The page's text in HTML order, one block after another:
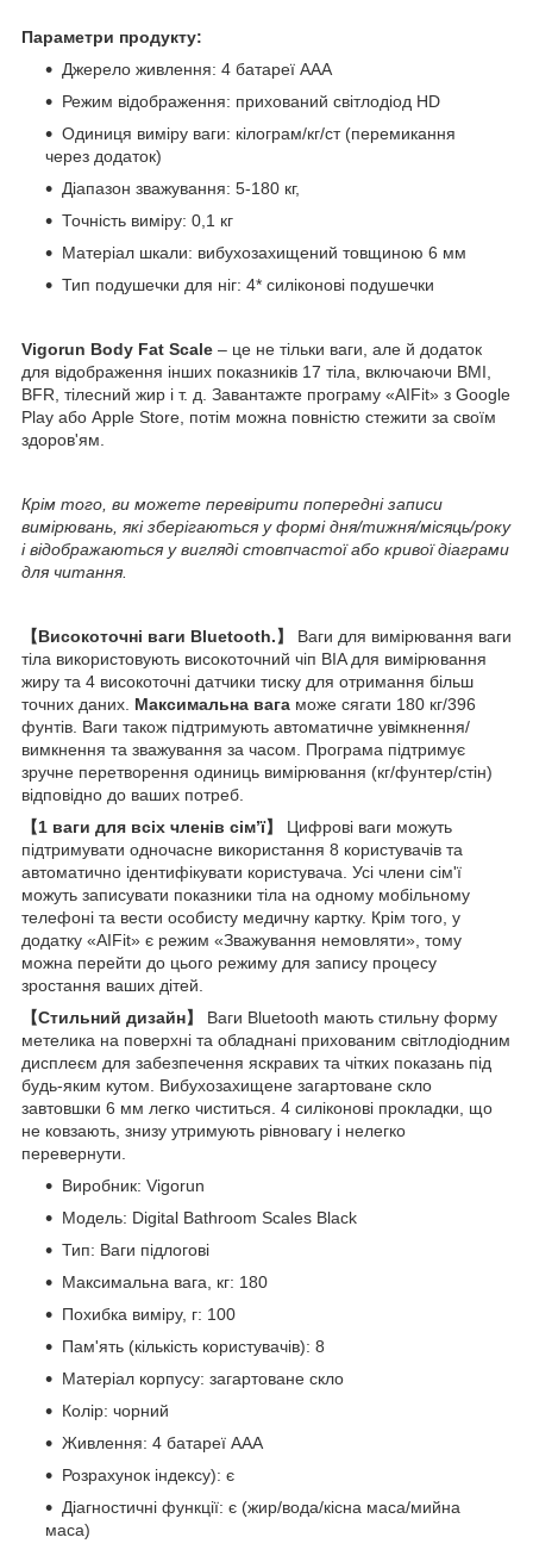
Параметри продукту:
Джерело живлення: 4 батареї AAA
Режим відображення: прихований світлодіод HD
Одиниця виміру ваги: ​​кілограм/кг/ст (перемикання
через додаток)
Діапазон зважування: 5-180 кг,
Точність виміру: 0,1 кг
Матеріал шкали: вибухозахищений товщиною 6 мм
Тип подушечки для ніг: 4* силіконові подушечки
Vigorun Body Fat Scale – це не тільки ваги, але й додаток
для відображення інших показників 17 тіла, включаючи BMI,
BFR, тілесний жир і т. д. Завантажте програму «AIFit» з Google
Play або Apple Store, потім можна повністю стежити за своїм
здоров'ям.
Крім того, ви можете перевірити попередні записи
вимірювань, які зберігаються у формі дня/тижня/місяць/року
і відображаються у вигляді стовпчастої або кривої діаграми
для читання.
【Високоточні ваги Bluetooth.】
Ваги для вимірювання ваги
тіла використовують високоточний чіп BIA для вимірювання
жиру та 4 високоточні датчики тиску для отримання більш
точних даних. Максимальна вага може сягати 180 кг/396
фунтів. Ваги також підтримують автоматичне увімкнення/
вимкнення та зважування за часом. Програма підтримує
зручне перетворення одиниць вимірювання (кг/фунтер/стін)
відповідно до ваших потреб.
【1 ваги для всіх членів сім’ї】
Цифрові ваги можуть
підтримувати одночасне використання 8 користувачів та
автоматично ідентифікувати користувача. Усі члени сім'ї
можуть записувати показники тіла на одному мобільному
телефоні та вести особисту медичну картку. Крім того, у
додатку «AIFit» є режим «Зважування немовляти», тому
можна перейти до цього режиму для запису процесу
зростання ваших дітей.
【Стильний дизайн】
Ваги Bluetooth мають стильну форму
метелика на поверхні та обладнані прихованим світлодіодним
дисплеєм для забезпечення яскравих та чітких показань під
будь-яким кутом. Вибухозахищене загартоване скло
завтовшки 6 мм легко чиститься. 4 силіконові прокладки, що
не ковзають, знизу утримують рівновагу і нелегко
перевернути.
Виробник: Vigorun
Модель: Digital Bathroom Scales Black
Тип: Ваги підлогові
Максимальна вага, кг: 180
Похибка виміру, г: 100
Пам'ять (кількість користувачів): 8
Матеріал корпусу: загартоване скло
Колір: чорний
Живлення: 4 батареї AAA
Розрахунок індексу): є
Діагностичні функції: є (жир/вода/кісна маса/мийна
маса)